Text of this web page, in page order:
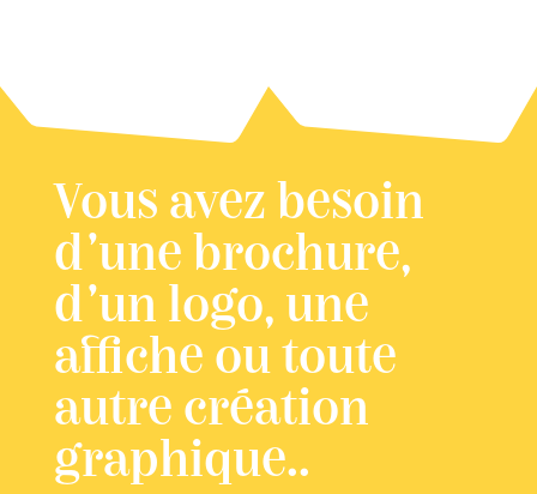
Vous avez besoin
d’une brochure,
d’un logo, une
affiche ou toute
autre création
graphique..